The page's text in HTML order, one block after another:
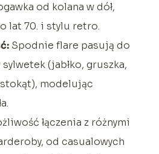
od kolana w dół,
lat 70. i stylu retro.
Spodnie flare pasują do
(jabłko, gruszka,
modelując
łączenia z różnymi
od casualowych